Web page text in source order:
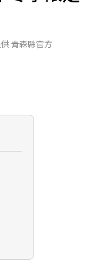
青森縣官方